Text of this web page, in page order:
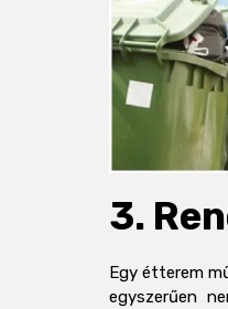
3.
Egy étterem
egyszerűen